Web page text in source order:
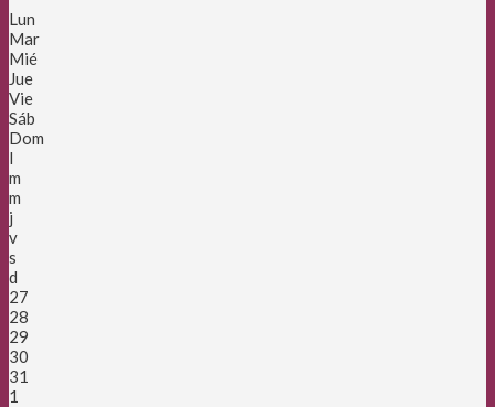
Lun
Mar
Mié
Jue
Vie
Sáb
Dom
l
m
m
j
v
s
d
27
28
29
30
31
1